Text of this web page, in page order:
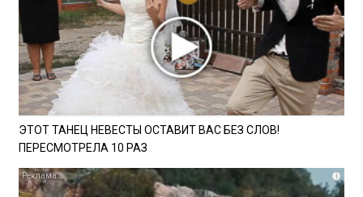
ЭТОТ ТАНЕЦ НЕВЕСТЫ ОСТАВИТ ВАС БЕЗ СЛОВ!
ПЕРЕСМОТРЕЛА 10 РАЗ
i